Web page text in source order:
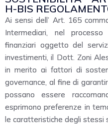
H-BIS
Ai sensi dell’ Art. 165
Intermediari, nel
finanziari oggetto del
investimenti, il Dott. Zoni
in merito ai fattori di
governance, al fine di
possano essere
esprimono preferenze in
le caratteristiche degli stessi